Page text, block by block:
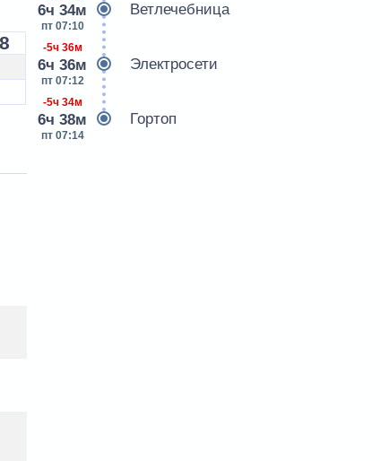
6ч 34м
пт 07:10
Ветлечебница
-5ч 36м
6ч 36м
пт 07:12
Электросети
-5ч 34м
6ч 38м
пт 07:14
Гортоп